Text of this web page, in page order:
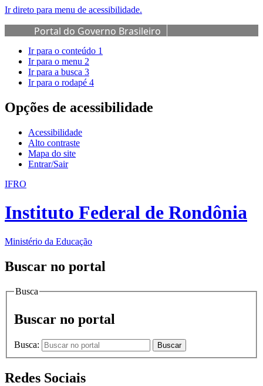
Ir direto para menu de acessibilidade.
Portal do Governo Brasileiro
Ir para o conteúdo 1
Ir para o menu 2
Ir para a busca 3
Ir para o rodapé 4
Opções de acessibilidade
Acessibilidade
Alto contraste
Mapa do site
Entrar/Sair
IFRO
Instituto Federal de Rondônia
Ministério da Educação
Buscar no portal
Busca
Buscar no portal
Busca: Buscar
Redes Sociais